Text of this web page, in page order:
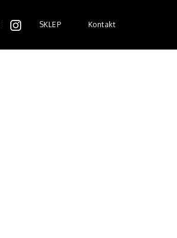
SKLEP Kontakt